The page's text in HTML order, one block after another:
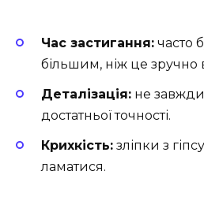
Час застигання: часто
більшим, ніж це зручно
Деталізація: не
достатньої точності.
Крихкість: зліпки з
ламатися.